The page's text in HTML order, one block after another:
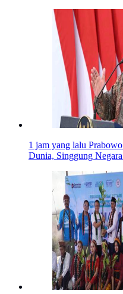
1 jam yang lalu
Dunia, Singgung